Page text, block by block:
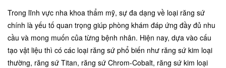
Trong lĩnh vực nha khoa thẩm mỹ, sự đa dạng về loại răng sứ
chính là yếu tố quan trọng giúp phòng khám đáp ứng đầy đủ nhu
cầu và mong muốn của từng bệnh nhân. Hiện nay, dựa vào cấu
tạo vật liệu thì có các loại răng sứ phổ biến như răng sứ kim loại
thường, răng sứ Titan, răng sứ Chrom-Cobalt, răng sứ kim loại